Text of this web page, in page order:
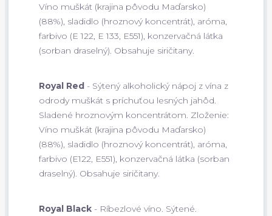
Víno muškát (krajina pôvodu Maďarsko)
(88%), sladidlo (hroznový koncentrát), aróma,
farbivo (E 122, E 133, E551), konzervačná látka
(sorban draselný). Obsahuje siričitany.
Royal Red - Sýtený alkoholický nápoj z vína z
odrody muškát s príchuťou lesných jahôd.
Sladené hroznovým koncentrátom. Zloženie:
Víno muškát (krajina pôvodu Maďarsko)
(88%), sladidlo (hroznový koncentrát), aróma,
farbivo (E122, E551), konzervačná látka (sorban
draselný). Obsahuje siričitany.
Royal Black - Ríbezlové víno. Sýtené.